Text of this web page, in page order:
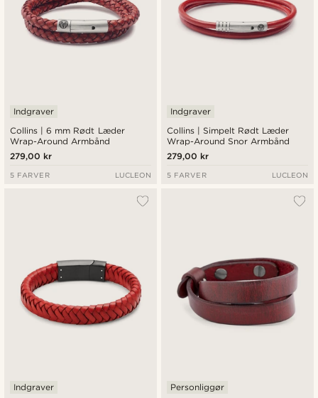
Collins | 6 mm Rødt Læder
Wrap-Around Armbånd
Indgraver
279,00 kr
5 FARVER LUCLEON
Collins | Simpelt Rødt Læder
Wrap-Around Snor Armbånd
Indgraver
279,00 kr
5 FARVER LUCLEON
Indgraver Personliggør